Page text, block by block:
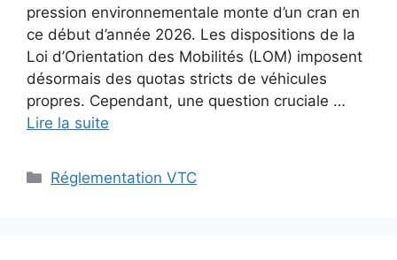
pression environnementale monte d’un cran en
ce début d’année 2026. Les dispositions de la
Loi d’Orientation des Mobilités (LOM) imposent
désormais des quotas stricts de véhicules
propres. Cependant, une question cruciale …
Lire la suite
Catégories
Réglementation VTC